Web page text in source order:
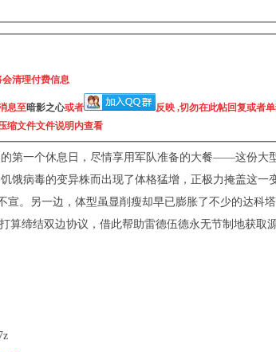
清理付费信息
息至暗影之心或者
反映 ,切勿在此帖回复或者
缩文件文件说明内查看
第一个休息日，尽情享用军队准备的大餐——这份大
饿病毒的变异株而出现了体格猛增，正极力掩盖这
。另一边，体型虽显削瘦却早已膨胀了不少的达科
算缔结双边协议，借此帮助雷德伍德永无节制地获